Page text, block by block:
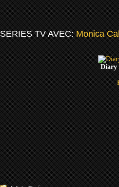
SERIES TV AVEC:Monica
Diary